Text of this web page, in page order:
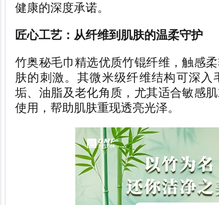
健康的深度承诺。
匠心工艺：从纤维到肌肤的温柔守护
竹奥秘毛巾精选优质竹锟纤维，触感
肤的刺激。其微米级纤维结构可深入
垢、油脂及老化角质，尤其适合敏感
使用，帮助肌肤重现透亮光泽。